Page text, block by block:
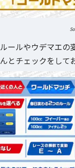
ールやウデマエの
とチェックをして